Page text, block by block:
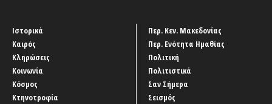
Ιστορικά
Καιρός
Κληρώσεις
Κοινωνία
Κόσμος
Κτηνοτροφία
Περ. Κεν. Μακεδονίας
Περ. Ενότητα Ημαθίας
Πολιτική
Πολιτιστικά
Σαν Σήμερα
Σεισμός